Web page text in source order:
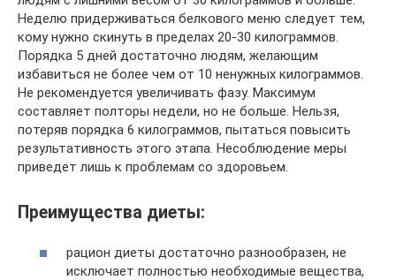
Неделю придерживаться белкового меню следует тем,
кому нужно скинуть в пределах 20-30 килограммов.
Порядка 5 дней достаточно людям, желающим
избавиться не более чем от 10 ненужных килограммов.
Не рекомендуется увеличивать фазу. Максимум
составляет полторы недели, но не больше. Нельзя,
потеряв порядка 6 килограммов, пытаться повысить
результативность этого этапа. Несоблюдение меры
приведет лишь к проблемам со здоровьем.
Преимущества диеты:
рацион диеты достаточно разнообразен, не
исключает полностью необходимые вещества,